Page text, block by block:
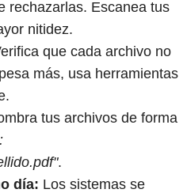
rechazarlas. Escanea tus
nitidez.
que cada archivo no
más, usa herramientas
tus archivos de forma
.
día: Los sistemas se